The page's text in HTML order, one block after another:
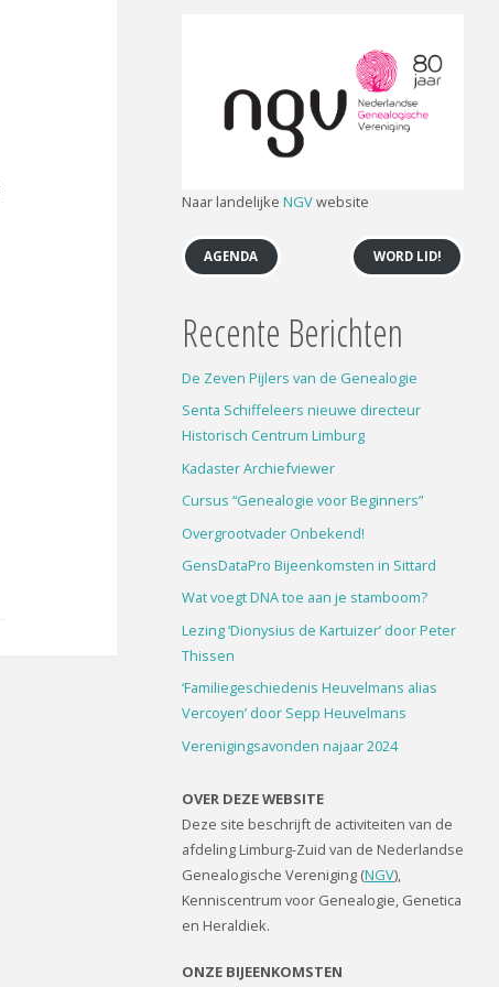
Naar landelijke NGVwebsite
AGENDA WORD LID!
Recente Berichten
De Zeven Pijlers van de Genealogie
Senta Schiffeleers nieuwe directeur
Historisch Centrum Limburg
Kadaster Archiefviewer
Cursus “Genealogie voor Beginners”
Overgrootvader Onbekend!
GensDataPro Bijeenkomsten in Sittard
Wat voegt DNA toe aan je stamboom?
Lezing ‘Dionysius de Kartuizer’ door Peter
Thissen
‘Familiegeschiedenis Heuvelmans alias
Vercoyen’ door Sepp Heuvelmans
Verenigingsavonden najaar 2024
OVER DEZE WEBSITE
Deze site beschrijft de activiteiten van de
afdeling Limburg-Zuid van de Nederlandse
Genealogische Vereniging (NGV),
Kenniscentrum voor Genealogie, Genetica
en Heraldiek.
ONZE BIJEENKOMSTEN